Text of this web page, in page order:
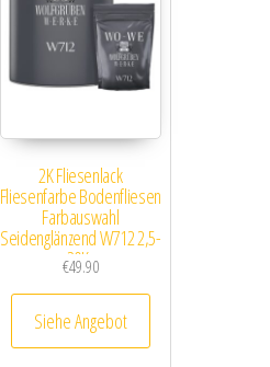
2K Fliesenlack
Fliesenfarbe Bodenfliesen
Farbauswahl
Seidenglänzend W712 2,5-
20Kg
€49.90
Siehe Angebot